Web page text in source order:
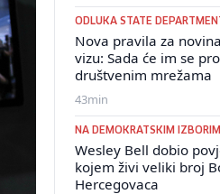
ODLUKA STATE
Nova pravila za
vizu: Sada će im se
društvenim mrežama
43min
NA DEMOKRATSKIM
Wesley Bell dobio
kojem živi veliki broj
Hercegovaca